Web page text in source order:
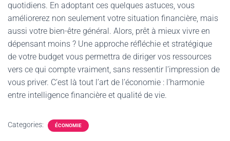
quotidiens. En adoptant ces quelques astuces, vous
améliorerez non seulement votre situation financière, mais
aussi votre bien-être général. Alors, prêt à mieux vivre en
dépensant moins ? Une approche réfléchie et stratégique
de votre budget vous permettra de diriger vos ressources
vers ce qui compte vraiment, sans ressentir l’impression de
vous priver. C’est là tout l’art de l’économie : l’harmonie
entre intelligence financière et qualité de vie.
Categories: ÉCONOMIE